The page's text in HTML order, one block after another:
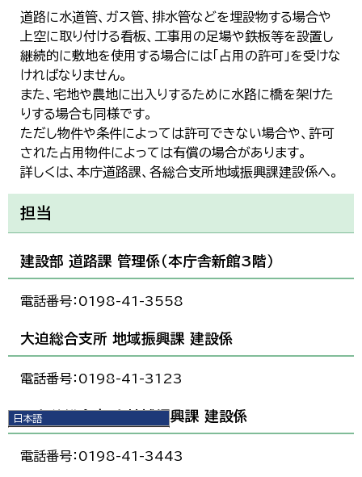
日本語
日本語
English
한국어
道路に水道管、ガス管、排水管などを埋設物する場合や
上空に取り付ける看板、工事用の足場や鉄板等を設置し
継続的に敷地を使用する場合には「占用の許可」を受けな
ければなりません。
また、宅地や農地に出入りするために水路に橋を架けた
りする場合も同様です。
ただし物件や条件によっては許可できない場合や、許可
された占用物件によっては有償の場合があります。
詳しくは、本庁道路課、各総合支所地域振興課建設係へ。
担当
建設部 道路課 管理係（本庁舎新館3階）
電話番号：0198-41-3558
大迫総合支所 地域振興課 建設係
電話番号：0198-41-3123
石鳥谷総合支所 地域振興課 建設係
電話番号：0198-41-3443